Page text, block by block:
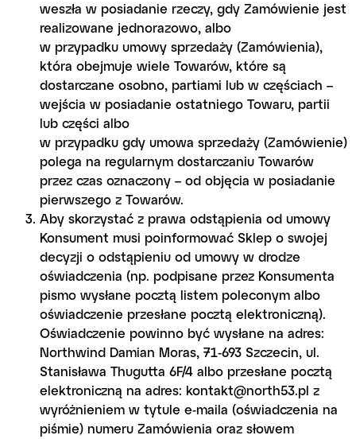
weszła w posiadanie rzeczy, gdy Zamówienie jest
realizowane jednorazowo, albo
w przypadku umowy sprzedaży (Zamówienia),
która obejmuje wiele Towarów, które są
dostarczane osobno, partiami lub w częściach –
wejścia w posiadanie ostatniego Towaru, partii
lub części albo
w przypadku gdy umowa sprzedaży (Zamówienie)
polega na regularnym dostarczaniu Towarów
przez czas oznaczony – od objęcia w posiadanie
pierwszego z Towarów.
Aby skorzystać z prawa odstąpienia od umowy
Konsument musi poinformować Sklep o swojej
decyzji o odstąpieniu od umowy w drodze
oświadczenia (np. podpisane przez Konsumenta
pismo wysłane pocztą listem poleconym albo
oświadczenie przesłane pocztą elektroniczną).
Oświadczenie powinno być wysłane na adres:
Northwind Damian Moras, 71-693 Szczecin, ul.
Stanisława Thugutta 6F/4 albo przesłane pocztą
elektroniczną na adres: kontakt@north53.pl z
wyróżnieniem w tytule e-maila (oświadczenia na
piśmie) numeru Zamówienia oraz słowem